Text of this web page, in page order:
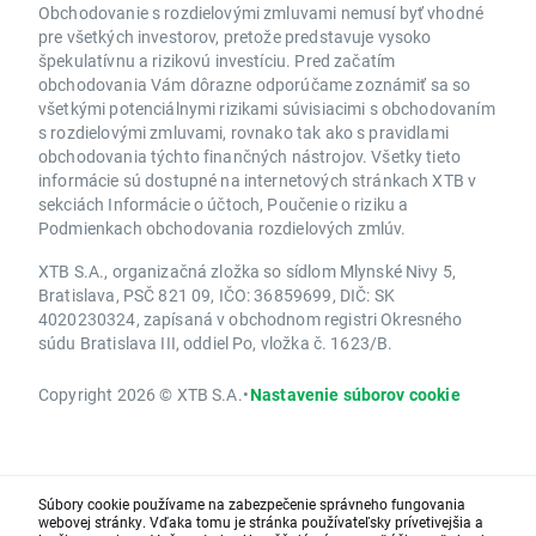
Obchodovanie s rozdielovými zmluvami nemusí byť vhodné
pre všetkých investorov, pretože predstavuje vysoko
špekulatívnu a rizikovú investíciu. Pred začatím
obchodovania Vám dôrazne odporúčame zoznámiť sa so
všetkými potenciálnymi rizikami súvisiacimi s obchodovaním
s rozdielovými zmluvami, rovnako tak ako s pravidlami
obchodovania týchto finančných nástrojov. Všetky tieto
informácie sú dostupné na internetových stránkach XTB v
sekciách Informácie o účtoch, Poučenie o riziku a
Podmienkach obchodovania rozdielových zmlúv.
XTB S.A., organizačná zložka so sídlom Mlynské Nivy 5,
Bratislava, PSČ 821 09, IČO: 36859699, DIČ: SK
4020230324, zapísaná v obchodnom registri Okresného
súdu Bratislava III, oddiel Po, vložka č. 1623/B.
Copyright 2026 © XTB S.A.•Nastavenie súborov cookie
Súbory cookie používame na zabezpečenie správneho fungovania
webovej stránky. Vďaka tomu je stránka používateľsky prívetivejšia a